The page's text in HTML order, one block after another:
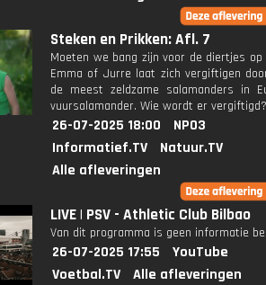
Steken en Prikken: Afl. 7
Moeten we bang zijn voor de diertjes op
Emma of Jurre laat zich vergiftigen
de meest zeldzame salamanders in
vuursalamander. Wie wordt er vergiftigd?
26-07-2025 18:00
NPO3
Informatief.TV
Natuur.TV
Alle afleveringen
LIVE | PSV - Athletic Club Bilbao
Van dit programma is geen informatie
26-07-2025 17:55
YouTube
Voetbal.TV
Alle afleveringen